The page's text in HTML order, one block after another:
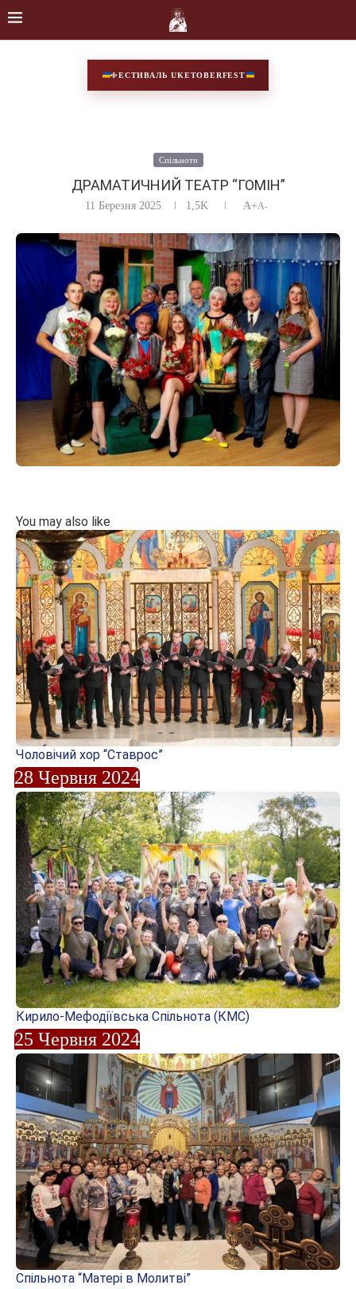
ФЕСТИВАЛЬ UKETOBERFEST
Спільноти
ДРАМАТИЧНИЙ ТЕАТР “ГОМІН”
11 Березня 2025 1,5K A+A-
You may also like
Чоловічий хор “Ставрос”
28 Червня 2024
Кирило-Мефодіївська Спільнота (КМС)
25 Червня 2024
Спільнота “Матері в Молитві”